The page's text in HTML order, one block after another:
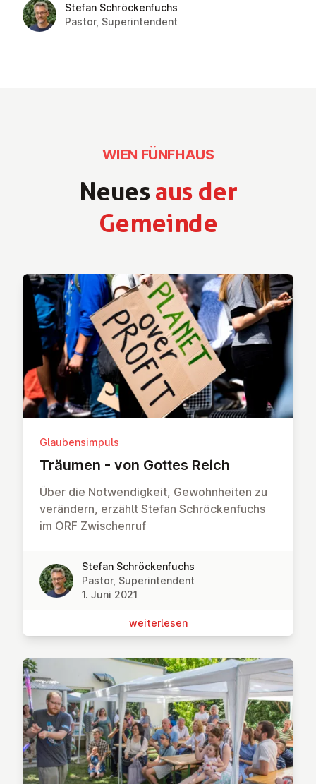
Stefan Schröckenfuchs
Pastor, Superintendent
Neuesaus der
Gemeinde
WIEN FÜNFHAUS
Glaubensimpuls
Träumen - von Gottes Reich
Über die Notwendigkeit, Gewohnheiten zu
verändern, erzählt Stefan Schröckenfuchs
im ORF Zwischenruf
Stefan Schröckenfuchs
Pastor, Superintendent
1. Juni 2021
wei­ter­le­sen